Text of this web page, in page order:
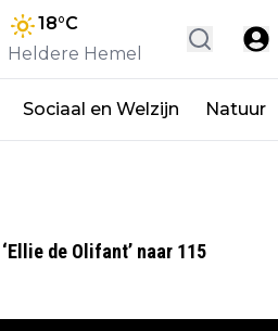
18°C
Heldere Hemel
Sociaal en Welzijn Natuur
de Olifant’ naar 115